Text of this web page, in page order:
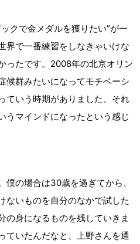
クで金メダルを獲りたい”が一
界で一番練習をしなきゃいけな
ったです。2008年の北京オリン
候群みたいになってモチベーシ
ていう時期がありました。それ
うマインドになったという感じ
の場合は30歳を過ぎてから、
ないものを自分のなかで試した
の身になるものを残していきま
ていたんだなと、上野さんを通